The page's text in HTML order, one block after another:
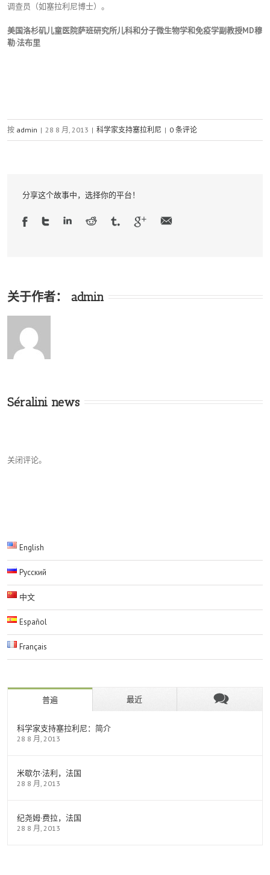
调查员（如塞拉利尼博士）。
美国洛杉矶儿童医院萨班研究所儿科和分子微生物学和免疫学副教授MD穆
勒·法布里
按 admin | 28 8 月, 2013 | 科学家支持塞拉利尼 | 0 条评论
分享这个故事中，选择你的平台！
关于作者： admin
Séralini news
关闭评论。
English
Русский
中文
Español
Français
普遍 最近
科学家支持塞拉利尼：简介
28 8 月, 2013
米歇尔·法利，法国
28 8 月, 2013
纪尧姆·费拉，法国
28 8 月, 2013